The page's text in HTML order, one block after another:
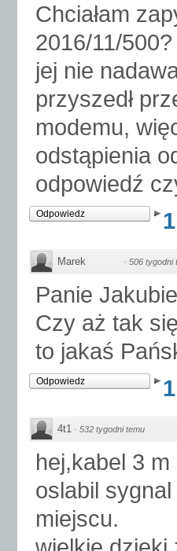
Chciałam
2016/11/
jej nie
przyszedł
modemu,
odstąpienia
odpowiedź
Odpowiedz
Marek · 506 tygodni
Panie
Czy aż tak
to jakaś
Odpowiedz
4t1 · 532 tygodni temu
hej,kabel 3
oslabil
miejscu.